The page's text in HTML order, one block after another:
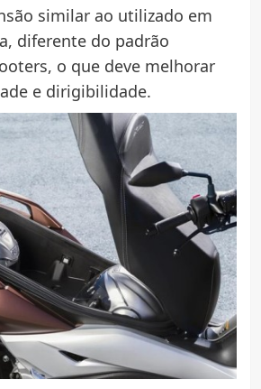
similar ao utilizado em
diferente do padrão
o que deve melhorar
e dirigibilidade.